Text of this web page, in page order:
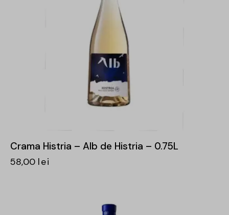
Crama Histria – Alb de Histria – 0.75L
58,00 lei